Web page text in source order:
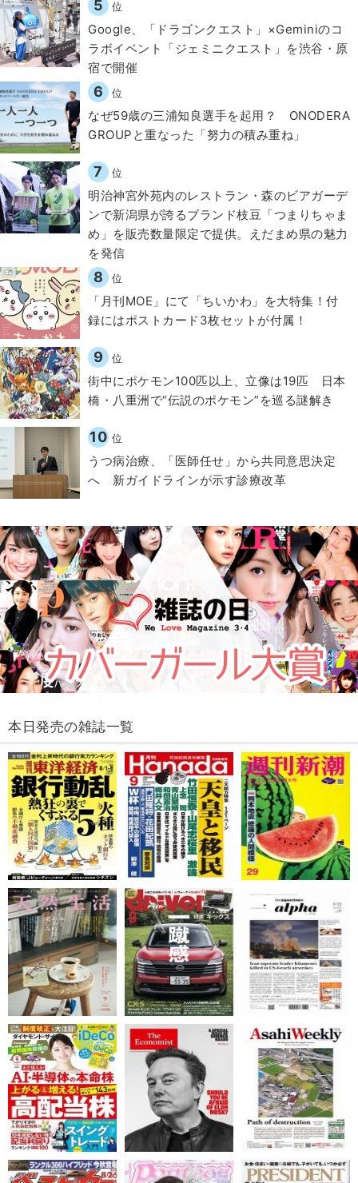
5 位
Google、「ドラゴンクエスト」×Geminiのコ
ラボイベント「ジェミニクエスト」を渋谷・原
宿で開催
6 位
なぜ59歳の三浦知良選手を起用？ ONODERA
GROUPと重なった「努力の積み重ね」
7 位
明治神宮外苑内のレストラン・森のビアガーデ
ンで新潟県が誇るブランド枝豆「つまりちゃま
め」を販売数量限定で提供。えだまめ県の魅力
を発信
8 位
「月刊MOE」にて「ちいかわ」を大特集！付
録にはポストカード3枚セットが付属！
9 位
街中にポケモン100匹以上、立像は19匹 日本
橋・八重洲で“伝説のポケモン”を巡る謎解き
10 位
うつ病治療、「医師任せ」から共同意思決定
へ 新ガイドラインが示す診療改革
本日発売の雑誌一覧